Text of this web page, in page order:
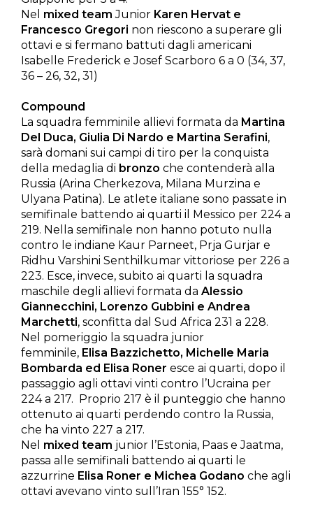
Nel mixed team Junior Karen Hervat e
Francesco Gregori non riescono a superare gli
ottavi e si fermano battuti dagli americani
Isabelle Frederick e Josef Scarboro 6 a 0 (34, 37,
36 – 26, 32, 31)
Compound
La squadra femminile allievi formata da Martina
Del Duca, Giulia Di Nardo e Martina Serafini,
sarà domani sui campi di tiro per la conquista
della medaglia di bronzo che contenderà alla
Russia (Arina Cherkezova, Milana Murzina e
Ulyana Patina). Le atlete italiane sono passate in
semifinale battendo ai quarti il Messico per 224 a
219. Nella semifinale non hanno potuto nulla
contro le indiane Kaur Parneet, Prja Gurjar e
Ridhu Varshini Senthilkumar vittoriose per 226 a
223. Esce, invece, subito ai quarti la squadra
maschile degli allievi formata da Alessio
Giannecchini, Lorenzo Gubbini e Andrea
Marchetti, sconfitta dal Sud Africa 231 a 228.
Nel pomeriggio la squadra junior
femminile, Elisa Bazzichetto, Michelle Maria
Bombarda ed Elisa Roner esce ai quarti, dopo il
passaggio agli ottavi vinti contro l’Ucraina per
224 a 217. Proprio 217 è il punteggio che hanno
ottenuto ai quarti perdendo contro la Russia,
che ha vinto 227 a 217.
Nel mixed team junior l’Estonia, Paas e Jaatma,
passa alle semifinali battendo ai quarti le
azzurrine Elisa Roner e Michea Godano che agli
ottavi avevano vinto sull’Iran 155° 152.